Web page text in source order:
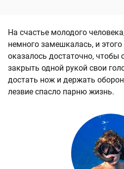
На счастье молодого
немного замешкалась, и
оказалось достаточно, чтобы
закрыть одной рукой свои
достать нож и держать
лезвие спасло парню жизнь.